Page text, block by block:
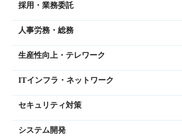
採用・業務委託
人事労務・総務
生産性向上・テレワーク
ITインフラ・ネットワーク
セキュリティ対策
システム開発